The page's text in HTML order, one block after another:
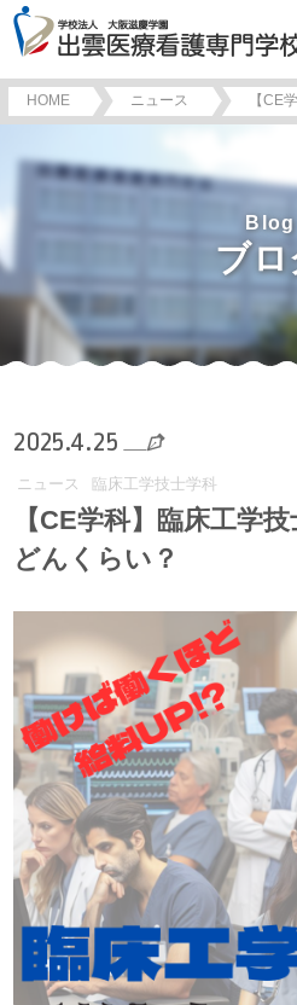
HOME ニュース 【CE
Blog
ブ
2025.4.25
ニュース 臨床工学技士学科
【CE学科】臨床工学
どんくらい？